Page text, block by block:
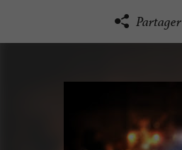
Partager